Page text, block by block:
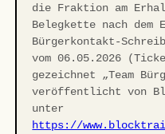
die Fraktion am
Belegkette nach dem
Bürgerkontakt-
vom 06.05.2026
gezeichnet „Team
veröffentlicht von
unter
https://